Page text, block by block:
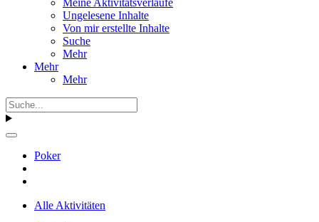
Ungelesene Inhalte
Von mir erstellte Inhalte
Suche
Mehr
Mehr
Mehr
Poker
Alle Aktivitäten